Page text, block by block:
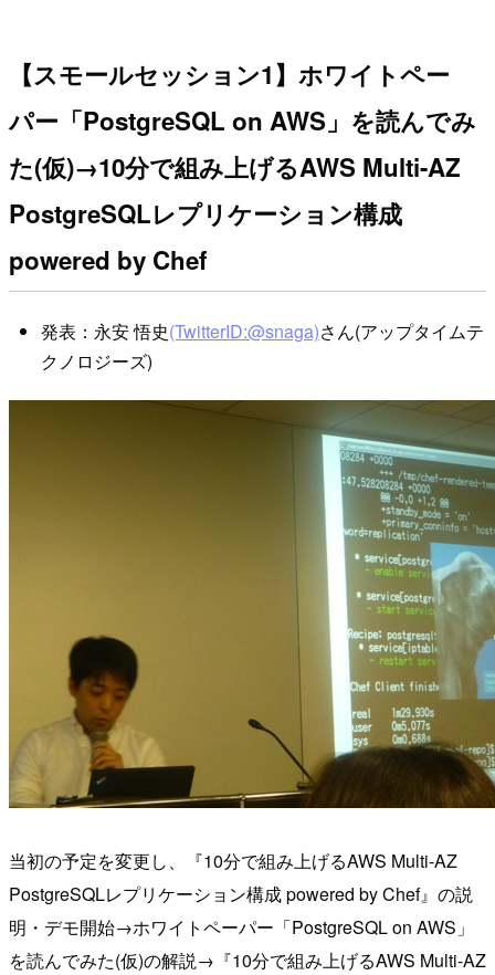
【スモールセッション1】ホワイトペー
パー「PostgreSQL on AWS」を読んでみ
た(仮)→10分で組み上げるAWS Multi-AZ
PostgreSQLレプリケーション構成
powered by Chef
発表：永安 悟史(TwitterID:@snaga)さん(アップタイムテ
クノロジーズ)
当初の予定を変更し、『10分で組み上げるAWS Multi-AZ
PostgreSQLレプリケーション構成 powered by Chef』の説
明・デモ開始→ホワイトペーパー「PostgreSQL on AWS」
を読んでみた(仮)の解説→『10分で組み上げるAWS Multi-AZ